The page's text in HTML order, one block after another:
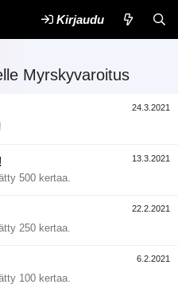
Kirjaudu
Myrskyvaroitus
24.3.2021
13.3.2021
500 kertaa.
22.2.2021
250 kertaa.
6.2.2021
100 kertaa.